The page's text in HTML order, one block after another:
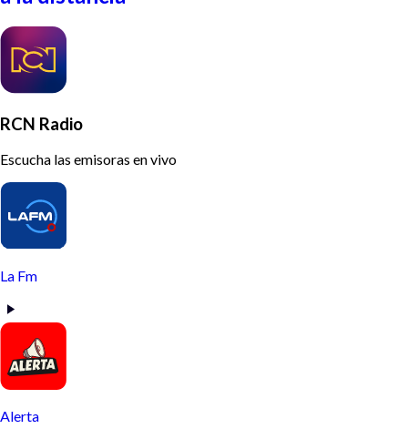
RCN Radio
Escucha las emisoras en vivo
La Fm
Alerta